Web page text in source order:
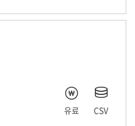
유료 CSV